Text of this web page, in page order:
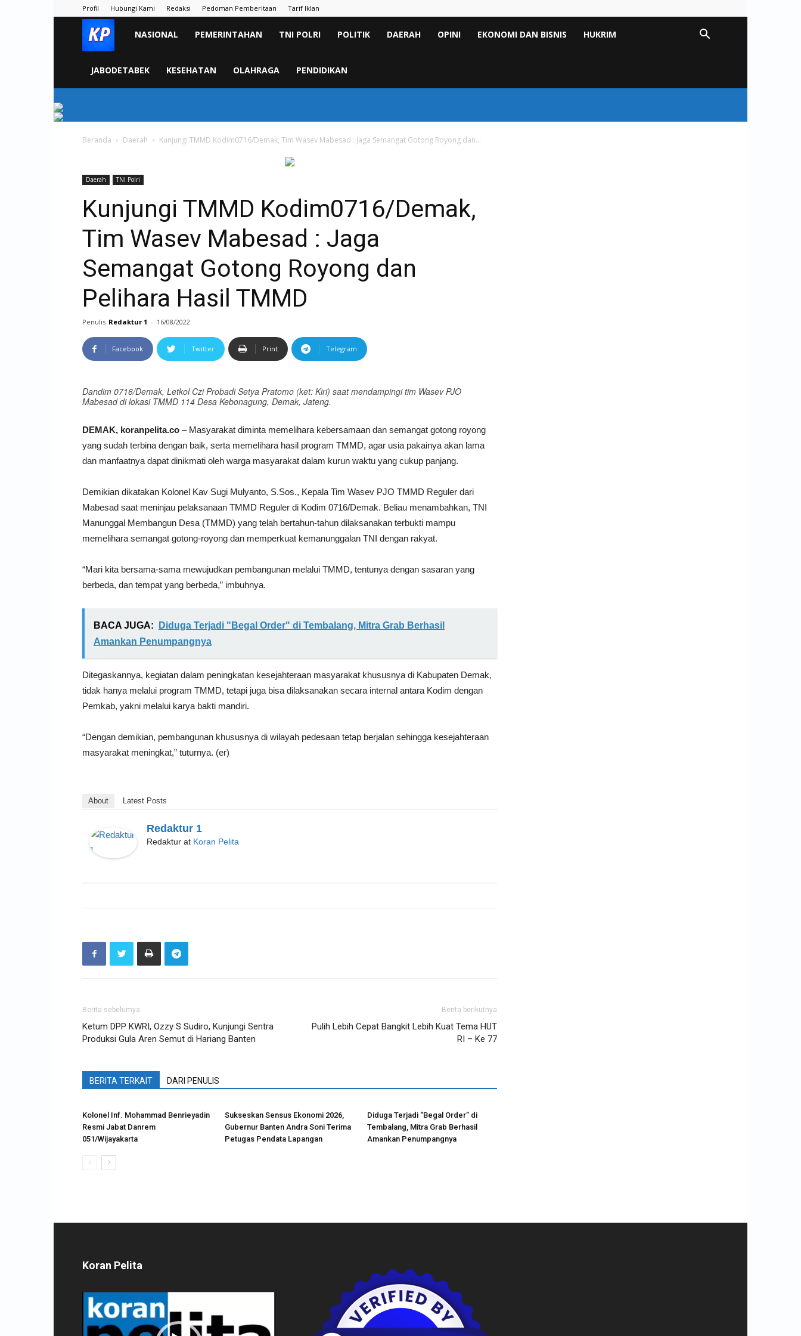
Profil Hubungi Kami Redaksi Pedoman Pemberitaan Tarif Iklan
KORAN
PELITA
NASIONAL PEMERINTAHAN TNI POLRI POLITIK DAERAH OPINI EKONOMI DAN BISNIS HUKRIM
JABODETABEK KESEHATAN OLAHRAGA PENDIDIKAN
Beranda Daerah Kunjungi TMMD Kodim0716/Demak, Tim Wasev Mabesad : Jaga Semangat Gotong Royong dan...
Daerah TNI Polri
Kunjungi TMMD Kodim0716/Demak,
Tim Wasev Mabesad : Jaga
Semangat Gotong Royong dan
Pelihara Hasil TMMD
Penulis Redaktur 1 - 16/08/2022
Facebook Twitter Print Telegram
Dandim 0716/Demak, Letkol Czi Probadi Setya Pratomo (ket: Kiri) saat mendampingi tim Wasev PJO
Mabesad di lokasi TMMD 114 Desa Kebonagung, Demak, Jateng.
DEMAK, koranpelita.co – Masyarakat diminta memelihara kebersamaan dan semangat gotong royong
yang sudah terbina dengan baik, serta memelihara hasil program TMMD, agar usia pakainya akan lama
dan manfaatnya dapat dinikmati oleh warga masyarakat dalam kurun waktu yang cukup panjang.
Demikian dikatakan Kolonel Kav Sugi Mulyanto, S.Sos., Kepala Tim Wasev PJO TMMD Reguler dari
Mabesad saat meninjau pelaksanaan TMMD Reguler di Kodim 0716/Demak. Beliau menambahkan, TNI
Manunggal Membangun Desa (TMMD) yang telah bertahun-tahun dilaksanakan terbukti mampu
memelihara semangat gotong-royong dan memperkuat kemanunggalan TNI dengan rakyat.
“Mari kita bersama-sama mewujudkan pembangunan melalui TMMD, tentunya dengan sasaran yang
berbeda, dan tempat yang berbeda,” imbuhnya.
BACA JUGA:
Diduga Terjadi "Begal Order" di Tembalang, Mitra Grab Berhasil
Amankan Penumpangnya
Ditegaskannya, kegiatan dalam peningkatan kesejahteraan masyarakat khususnya di Kabupaten Demak,
tidak hanya melalui program TMMD, tetapi juga bisa dilaksanakan secara internal antara Kodim dengan
Pemkab, yakni melalui karya bakti mandiri.
“Dengan demikian, pembangunan khususnya di wilayah pedesaan tetap berjalan sehingga kesejahteraan
masyarakat meningkat,” tuturnya. (er)
About Latest Posts
Redaktur 1
Redaktur at Koran Pelita
Berita sebelumya
Ketum DPP KWRI, Ozzy S Sudiro, Kunjungi Sentra
Produksi Gula Aren Semut di Hariang Banten
Berita berikutnya
Pulih Lebih Cepat Bangkit Lebih Kuat Tema HUT
RI – Ke 77
BERITA TERKAIT DARI PENULIS
Kolonel Inf. Mohammad Benrieyadin
Resmi Jabat Danrem
051/Wijayakarta
Sukseskan Sensus Ekonomi 2026,
Gubernur Banten Andra Soni Terima
Petugas Pendata Lapangan
Diduga Terjadi “Begal Order” di
Tembalang, Mitra Grab Berhasil
Amankan Penumpangnya
Koran Pelita
Pemutar
Video